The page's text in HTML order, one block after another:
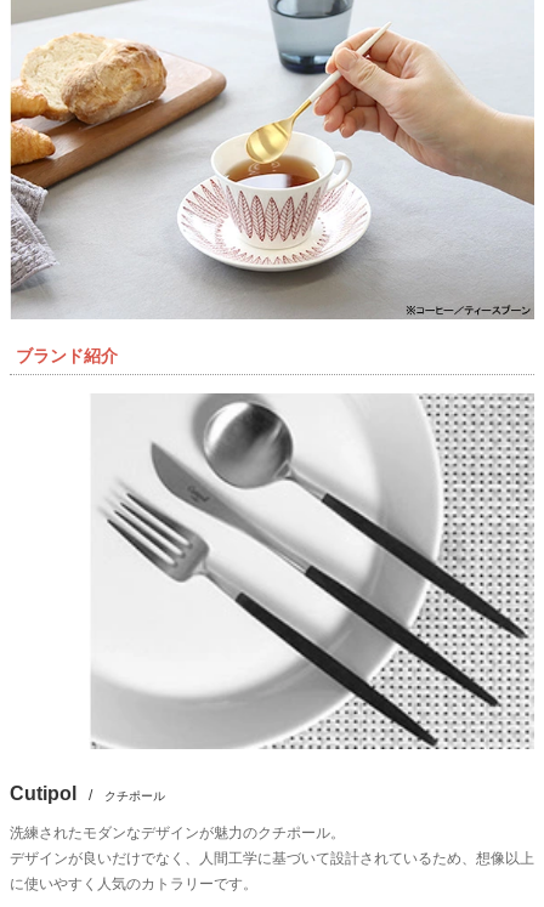
ブランド紹介
Cutipol / クチポール
洗練されたモダンなデザインが魅力のクチポール。
デザインが良いだけでなく、人間工学に基づいて設計されているため、想像以上
に使いやすく人気のカトラリーです。